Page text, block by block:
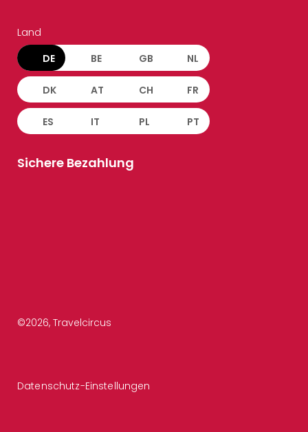
Land
DE BE GB NL
DK AT CH FR
ES IT PL PT
Sichere Bezahlung
©2026, Travelcircus
Datenschutz-Einstellungen